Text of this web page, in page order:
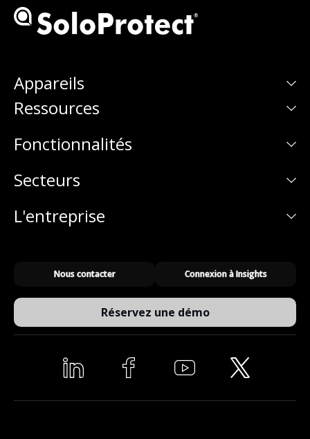
Appareils
Ressources
Fonctionnalités
Secteurs
L'entreprise
Nous contacter Connexion à Insights
Réservez une démo